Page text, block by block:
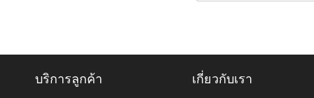
บริการลูกค้า เกี่ยวกับเรา